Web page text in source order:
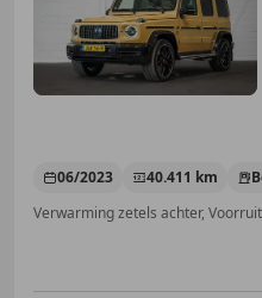
06/2023 40.411 km